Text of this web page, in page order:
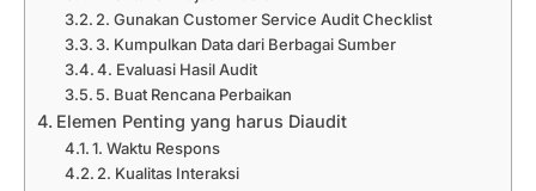
2. Gunakan Customer Service Audit Checklist
3. Kumpulkan Data dari Berbagai Sumber
4. Evaluasi Hasil Audit
5. Buat Rencana Perbaikan
Elemen Penting yang harus Diaudit
1. Waktu Respons
2. Kualitas Interaksi